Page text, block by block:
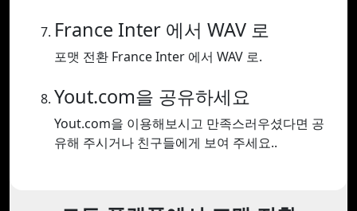
France Inter 에서 WAV 로
포맷 전환 France Inter 에서 WAV 로.
Yout.com을 공유하세요
Yout.com을 이용해보시고 만족스러우셨다면 공
유해 주시거나 친구들에게 보여 주세요..